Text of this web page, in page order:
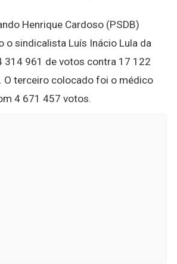
Henrique Cardoso (PSDB)
o sindicalista Luís Inácio Lula da
314 961 de votos contra 17 122
O terceiro colocado foi o médico
4 671 457 votos.